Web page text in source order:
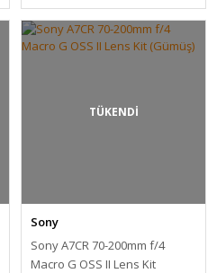
TÜKENDİ
Sony
Sony A7CR 70-200mm f/4
Macro G OSS II Lens Kit